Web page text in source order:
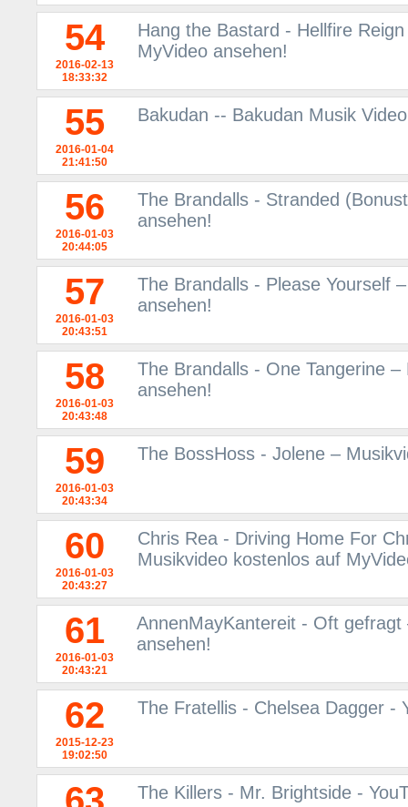
54
2016-02-13
18:33:32
Hang the Bastard - Hellfire
MyVideo ansehen!
55
2016-01-04
21:41:50
Bakudan -- Bakudan Musik
56
2016-01-03
20:44:05
The Brandalls - Stranded
ansehen!
57
2016-01-03
20:43:51
The Brandalls - Please Yourself
ansehen!
58
2016-01-03
20:43:48
The Brandalls - One Tangerine
ansehen!
59
2016-01-03
20:43:34
The BossHoss - Jolene –
60
2016-01-03
20:43:27
Chris Rea - Driving Home For
Musikvideo kostenlos auf
61
2016-01-03
20:43:21
AnnenMayKantereit - Oft
ansehen!
62
2015-12-23
19:02:50
The Fratellis - Chelsea Dagger -
The Killers - Mr. Brightside -